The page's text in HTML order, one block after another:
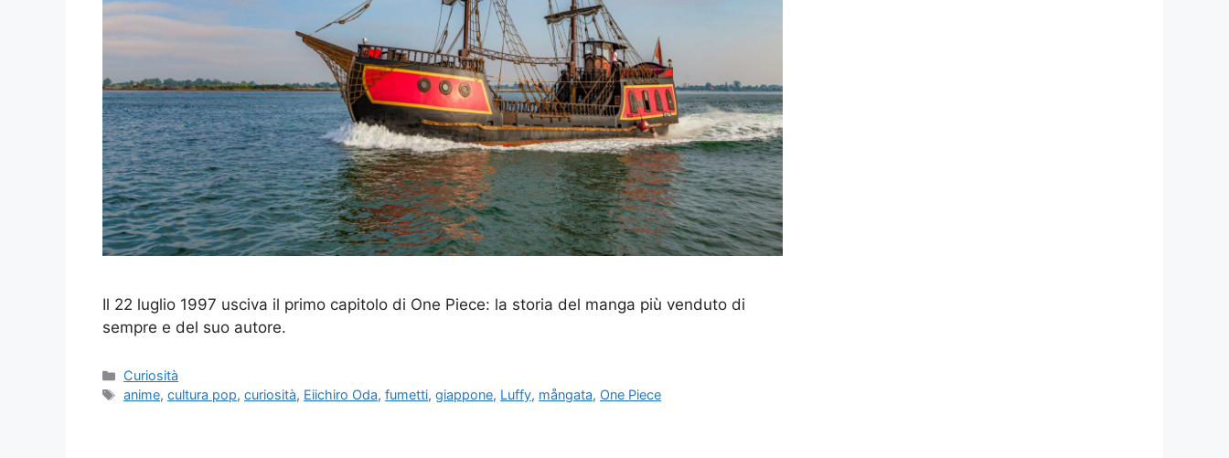
Il 22 luglio 1997 usciva il primo capitolo di One Piece: la storia del manga più venduto di
sempre e del suo autore.
Categorie
Curiosità
Tag
anime,cultura pop,curiosità, Eiichiro Oda,fumetti,giappone, Luffy, mångata, One Piece